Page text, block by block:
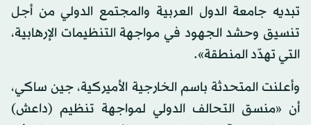
تبديه جامعة الدول العربية والمجتمع الدولي من أجل
تنسيق وحشد الجهود في مواجهة التنظيمات الإرهابية،
التي تهدّد المنطقة».
وأعلنت المتحدثة باسم الخارجية الأميركية، جين ساكي،
أن «منسق التحالف الدولي لمواجهة تنظيم (داعش)